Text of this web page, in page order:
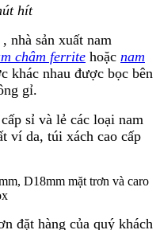
hít
, nhà sản xuất nam
châm ferrite hoặc nam
khác nhau được bọc bên
gỉ.
sỉ và lẻ các loại nam
ví da, túi xách cao cấp
D18mm mặt trơn và caro
đặt hàng của quý khách